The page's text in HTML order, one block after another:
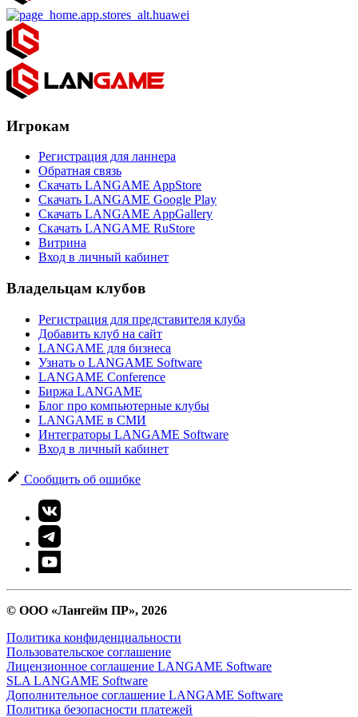
Игрокам
Регистрация для ланнера
Обратная связь
Скачать LANGAME AppStore
Скачать LANGAME Google Play
Скачать LANGAME AppGallery
Скачать LANGAME RuStore
Витрина
Вход в личный кабинет
Владельцам клубов
Регистрация для представителя клуба
Добавить клуб на сайт
LANGAME для бизнеса
Узнать о LANGAME Software
LANGAME Conference
Биржа LANGAME
Блог про компьютерные клубы
LANGAME в СМИ
Интеграторы LANGAME Software
Вход в личный кабинет
Сообщить об ошибке
© ООО «Лангейм ПР», 2026
Политика конфиденциальности
Пользовательское соглашение
Лицензионное соглашение LANGAME Software
SLA LANGAME Software
Дополнительное соглашение LANGAME Software
Политика безопасности платежей